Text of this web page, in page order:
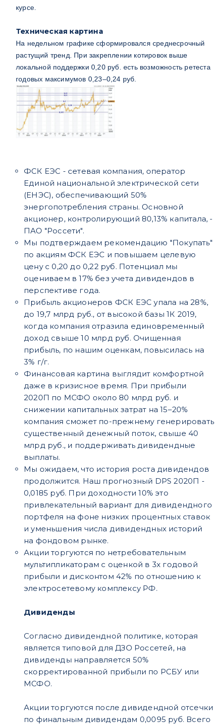
курсе.
Техническая картина
На недельном графике сформировался среднесрочный
растущий тренд. При закреплении котировок выше
локальной поддержки 0,20 руб. есть возможность ретеста
годовых максимумов 0,23–0,24 руб.
ФСК ЕЭС - сетевая компания, оператор
Единой национальной электрической сети
(ЕНЭС), обеспечивающий 50%
энергопотребления страны. Основной
акционер, контролирующий 80,13% капитала, -
ПАО "Россети".
Мы подтверждаем рекомендацию "Покупать"
по акциям ФСК ЕЭС и повышаем целевую
цену с 0,20 до 0,22 руб. Потенциал мы
оцениваем в 17% без учета дивидендов в
перспективе года.
Прибыль акционеров ФСК ЕЭС упала на 28%,
до 19,7 млрд руб., от высокой базы 1К 2019,
когда компания отразила единовременный
доход свыше 10 млрд руб. Очищенная
прибыль, по нашим оценкам, повысилась на
3% г/г.
Финансовая картина выглядит комфортной
даже в кризисное время. При прибыли
2020П по МСФО около 80 млрд руб. и
снижении капитальных затрат на 15–20%
компания сможет по-прежнему генерировать
существенный денежный поток, свыше 40
млрд руб., и поддерживать дивидендные
выплаты.
Мы ожидаем, что история роста дивидендов
продолжится. Наш прогнозный DPS 2020П -
0,0185 руб. При доходности 10% это
привлекательный вариант для дивидендного
портфеля на фоне низких процентных ставок
и уменьшения числа дивидендных историй
на фондовом рынке.
Акции торгуются по нетребовательным
мультипликаторам с оценкой в 3х годовой
прибыли и дисконтом 42% по отношению к
электросетевому комплексу РФ.
Дивиденды
Согласно дивидендной политике, которая
является типовой для ДЗО Россетей, на
дивиденды направляется 50%
скорректированной прибыли по РСБУ или
МСФО.
Акции торгуются после дивидендной отсечки
по финальным дивидендам 0,0095 руб. Всего